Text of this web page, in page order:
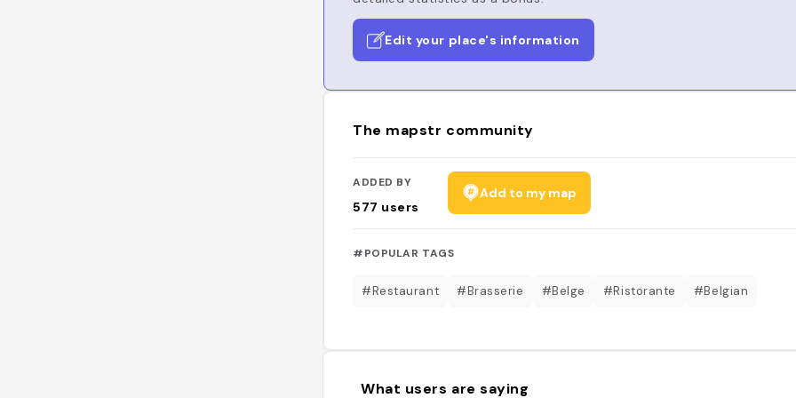
Edit your place's information
The mapstr community
ADDED BY
577 users
Add to my map
#POPULAR TAGS
#Restaurant #Brasserie #Belge #Ristorante #Belgian
What users are saying